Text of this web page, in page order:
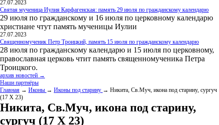
27.07.2023
Святая мученица Иулия Карфагенская: память 29 июля по гражданскому календарю
29 июля по гражданскому и 16 июля по церковному календарю
христиане чтут память мученицы Иулии
27.07.2023
Священномученик Петр Троицкий, память 15 июля по гражданскому календарю
28 июля по гражданскому календарю и 15 июля по церковному,
православная церковь чтит память священномученика Петра
Троицкого.
архив новостей →
Наши партнёры
Главная → Иконы → Иконы под старину → Никита, Св.Муч, икона под старину, сургуч
(17 Х 23)
Никита, Св.Муч, икона под старину,
сургуч (17 Х 23)